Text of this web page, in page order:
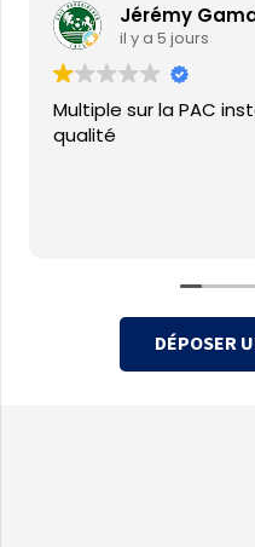
Jérémy
il y a 5 jours
Multiple sur la PAC
qualité
DÉPOSER